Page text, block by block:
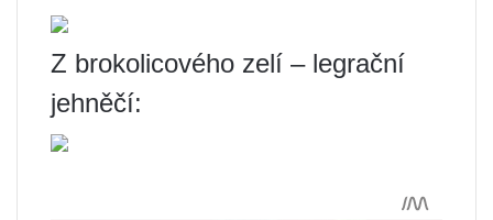
Z brokolicového zelí – legrační
jehněčí: